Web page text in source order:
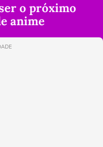
o próximo
anime